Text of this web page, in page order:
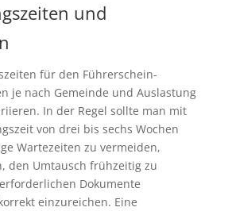
und
für den Führerschein-
je nach Gemeinde und Auslastung
In der Regel sollte man mit
von drei bis sechs Wochen
Wartezeiten zu vermeiden,
den Umtausch frühzeitig zu
Dokumente
einzureichen. Eine